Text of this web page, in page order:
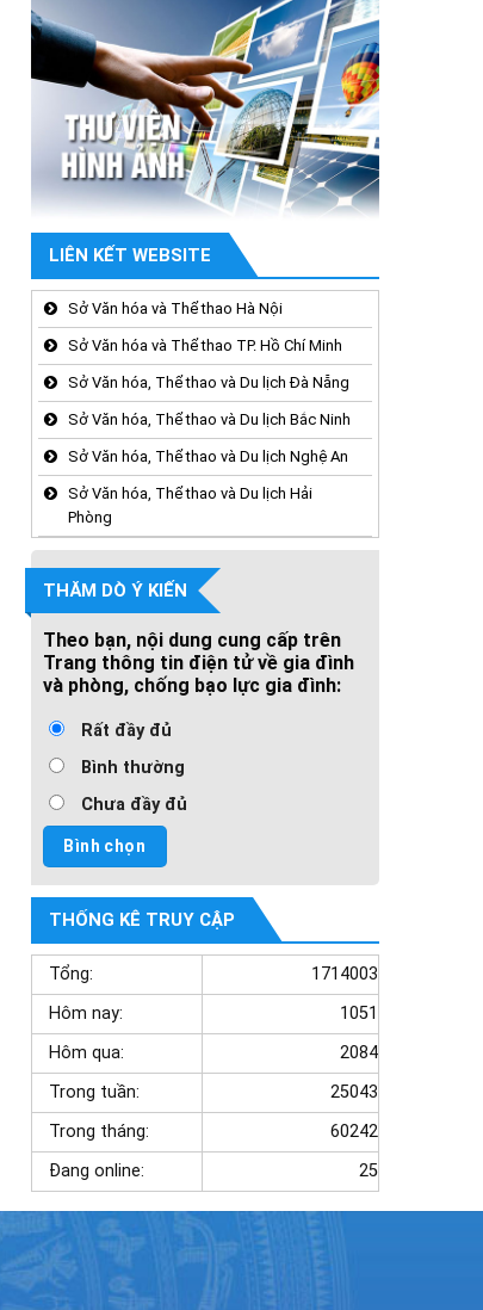
LIÊN KẾT WEBSITE
Sở Văn hóa và Thể thao Hà Nội
Sở Văn hóa và Thể thao TP. Hồ Chí Minh
Sở Văn hóa, Thể thao và Du lịch Đà Nẵng
Sở Văn hóa, Thể thao và Du lịch Bắc Ninh
Sở Văn hóa, Thể thao và Du lịch Nghệ An
Sở Văn hóa, Thể thao và Du lịch Hải
Phòng
THĂM DÒ Ý KIẾN
Theo bạn, nội dung cung cấp trên
Trang thông tin điện tử về gia đình
và phòng, chống bạo lực gia đình:
Rất đầy đủ
Bình thường
Chưa đầy đủ
THỐNG KÊ TRUY CẬP
Tổng:
1714003
Hôm nay:
1051
Hôm qua:
2084
Trong tuần:
25043
Trong tháng:
60242
Đang online:
25